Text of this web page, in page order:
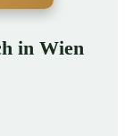
in Wien